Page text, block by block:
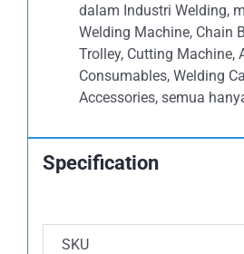
dalam Industri Welding,
Welding Machine, Chain
Trolley, Cutting Machine,
Consumables, Welding
Accessories, semua
Specification
SKU